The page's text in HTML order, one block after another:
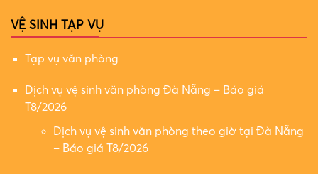
VỆ SINH TẠP VỤ
Tạp vụ văn phòng
Dịch vụ vệ sinh văn phòng Đà Nẵng – Báo giá
T8/2026
Dịch vụ vệ sinh văn phòng theo giờ tại Đà Nẵng
– Báo giá T8/2026